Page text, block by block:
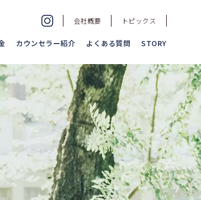
会社概要 トピックス
カウンセラー紹介 よくある質問 STORY